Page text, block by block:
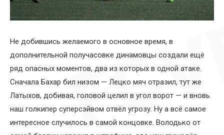
Не добившись желаемого в основное время, в
дополнительной получасовке динамовцы создали ещё
ряд опасных моментов, два из которых в одной атаке.
Сначала Бахар бил низом — Лецко мяч отразил, тут же
Латыхов, добивая, головой целил в угол ворот — и вновь
наш голкипер суперсэйвом отвёл угрозу. Ну а всё самое
интересное случилось в самой концовке. Володько от